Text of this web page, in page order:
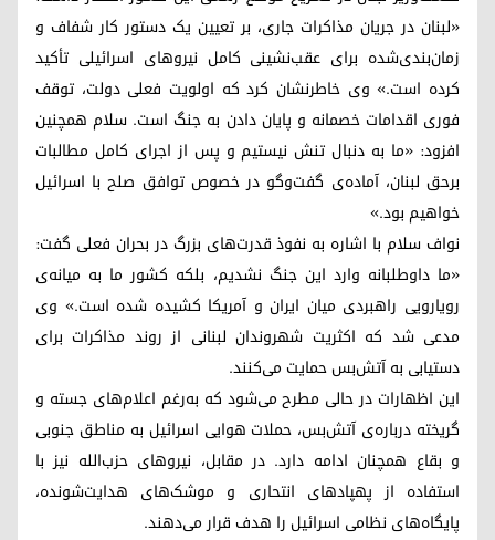
«لبنان در جریان مذاکرات جاری، بر تعیین یک دستور کار شفاف و
زمان‌بندی‌شده برای عقب‌نشینی کامل نیروهای اسرائیلی تأکید
کرده است.» وی خاطرنشان کرد که اولویت فعلی دولت، توقف
فوری اقدامات خصمانه و پایان دادن به جنگ است. سلام همچنین
افزود: «ما به دنبال تنش نیستیم و پس از اجرای کامل مطالبات
برحق لبنان، آماده‌ی گفت‌وگو در خصوص توافق صلح با اسرائیل
خواهیم بود.»
نواف سلام با اشاره به نفوذ قدرت‌های بزرگ در بحران فعلی گفت:
«ما داوطلبانه وارد این جنگ نشدیم، بلکه کشور ما به میانه‌ی
رویارویی راهبردی میان ایران و آمریکا کشیده شده است.» وی
مدعی شد که اکثریت شهروندان لبنانی از روند مذاکرات برای
دستیابی به آتش‌بس حمایت می‌کنند.
این اظهارات در حالی مطرح می‌شود که به‌رغم اعلام‌های جسته و
گریخته درباره‌ی آتش‌بس، حملات هوایی اسرائیل به مناطق جنوبی
و بقاع همچنان ادامه دارد. در مقابل، نیروهای حزب‌الله نیز با
استفاده از پهپادهای انتحاری و موشک‌های هدایت‌شونده،
پایگاه‌های نظامی اسرائیل را هدف قرار می‌دهند.